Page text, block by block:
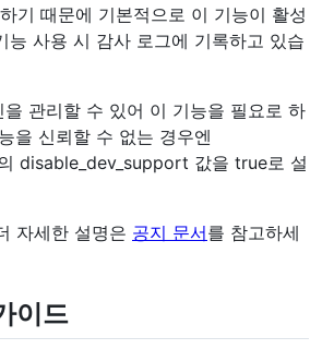
기 때문에 기본적으로 이 기능이 활성
능 사용 시 감사 로그에 기록하고 있습
을 관리할 수 있어 이 기능을 필요로 하
을 신뢰할 수 없는 경우엔
disable_dev_support 값을 true로 설
자세한 설명은 공지 문서를 참고하세
이드